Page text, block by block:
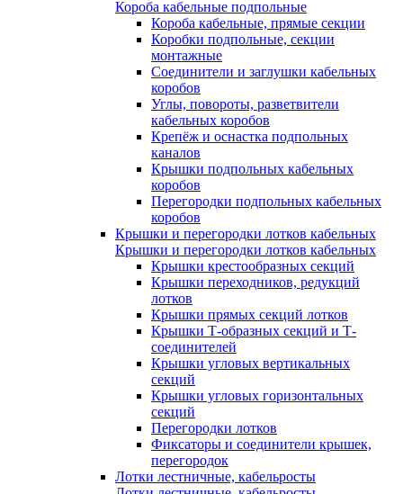
Короба кабельные подпольные
Короба кабельные, прямые секции
Коробки подпольные, секции
монтажные
Соединители и заглушки кабельных
коробов
Углы, повороты, разветвители
кабельных коробов
Крепёж и оснастка подпольных
каналов
Крышки подпольных кабельных
коробов
Перегородки подпольных кабельных
коробов
Крышки и перегородки лотков кабельных
Крышки и перегородки лотков кабельных
Крышки крестообразных секций
Крышки переходников, редукций
лотков
Крышки прямых секций лотков
Крышки Т-образных секций и Т-
соединителей
Крышки угловых вертикальных
секций
Крышки угловых горизонтальных
секций
Перегородки лотков
Фиксаторы и соединители крышек,
перегородок
Лотки лестничные, кабельросты